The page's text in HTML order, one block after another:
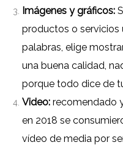
Imágenes y gráficos:
productos o servicios
palabras, elige
una buena calidad,
porque todo dice de
Video: recomendado
en 2018 se
vídeo de media por